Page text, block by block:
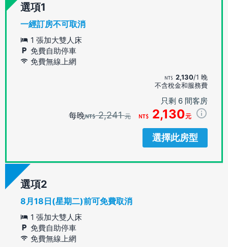
選項
一經訂房不可取消
1 張加大雙人床
免費自助停車
免費無線上網
2,130/1 晚
不含稅金和服務費
只剩 6 間客房
每晚 2,241元 2,130元
選擇此房型
選項
8月18日(星期二)前可免費取消
1 張加大雙人床
免費自助停車
免費無線上網